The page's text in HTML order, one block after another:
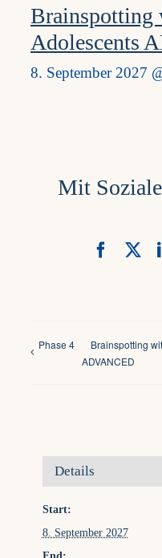
Brainspotting
Adolescents
8. September 2027
Mit
X
Phase 4
Brainspotting
ADVANCED
Details
Start:
8. September 2027